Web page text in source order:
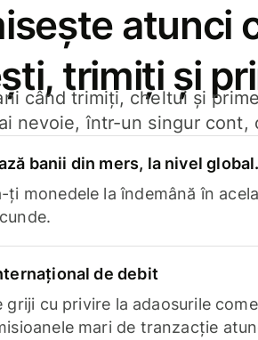
atunci
trimiți și
când trimiți, cheltui și
nevoie, într-un singur cont,
banii din mers, la nivel
ți monedele la îndemână în
de debit
griji cu privire la adaosurile
mari de tranzacție